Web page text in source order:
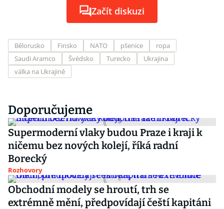
Začít diskuzi
Bělorusko Finsko NATO pšenice
ropa
Saudi Aramco
Švédsko Turecko
Ukrajina
válka na Ukrajině
Doporučujeme
Supermoderní vlaky budou Praze i kraji k
ničemu bez nových kolejí, říká radní
Borecký
Rozhovory
Obchodní modely se hroutí, trh se
extrémně mění, předpovídají čeští kapitáni